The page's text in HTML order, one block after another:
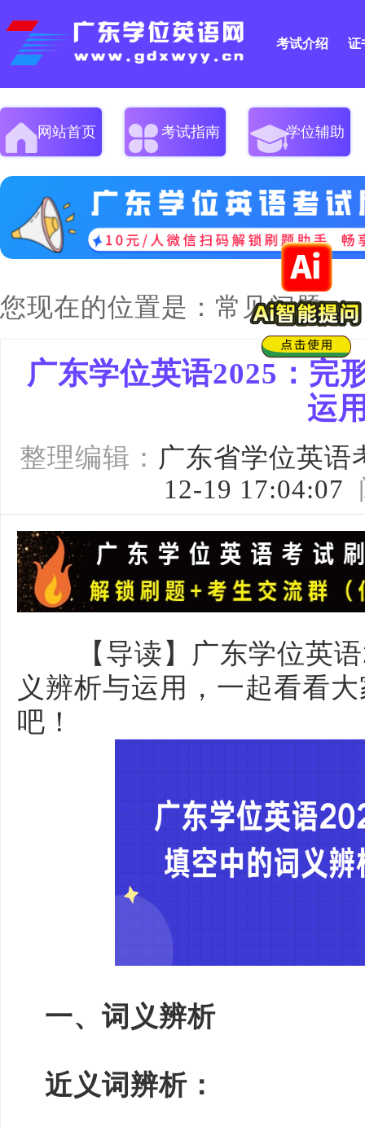
考试介绍 证
网站首页 考试指南 学位辅助
您现在的位置是： 常见问题
广东学位英语2025：完
运
整理编辑： 广东省学位英语
12-19 17:04:07
【导读】广东学位英
义辨析与运用，一起看看
吧！
一、词义辨析
近义词辨析：